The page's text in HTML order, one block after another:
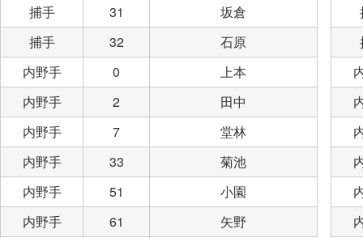
捕手
31
坂倉
捕手
32
石原
内野手
0
上本
内野手
2
田中
内野手
7
堂林
内野手
33
菊池
内野手
51
小園
内野手
61
矢野